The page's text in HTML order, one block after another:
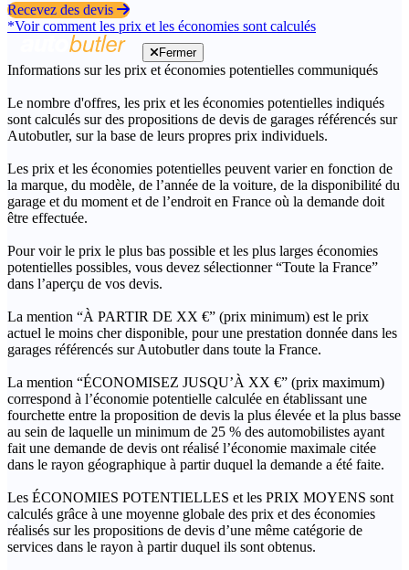
Recevez des devis
*Voir comment les prix et les économies sont calculés
Fermer
Informations sur les prix et économies potentielles communiqués
Le nombre d'offres, les prix et les économies potentielles indiqués
sont calculés sur des propositions de devis de garages référencés sur
Autobutler, sur la base de leurs propres prix individuels.
Les prix et les économies potentielles peuvent varier en fonction de
la marque, du modèle, de l’année de la voiture, de la disponibilité du
garage et du moment et de l’endroit en France où la demande doit
être effectuée.
Pour voir le prix le plus bas possible et les plus larges économies
potentielles possibles, vous devez sélectionner “Toute la France”
dans l’aperçu de vos devis.
La mention “À PARTIR DE XX €” (prix minimum) est le prix
actuel le moins cher disponible, pour une prestation donnée dans les
garages référencés sur Autobutler dans toute la France.
La mention “ÉCONOMISEZ JUSQU’À XX €” (prix maximum)
correspond à l’économie potentielle calculée en établissant une
fourchette entre la proposition de devis la plus élevée et la plus basse
au sein de laquelle un minimum de 25 % des automobilistes ayant
fait une demande de devis ont réalisé l’économie maximale citée
dans le rayon géographique à partir duquel la demande a été faite.
Les ÉCONOMIES POTENTIELLES et les PRIX MOYENS sont
calculés grâce à une moyenne globale des prix et des économies
réalisés sur les propositions de devis d’une même catégorie de
services dans le rayon à partir duquel ils sont obtenus.